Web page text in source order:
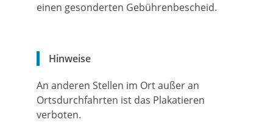
einen gesonderten Gebührenbescheid.
Hinweise
An anderen Stellen im Ort außer an
Ortsdurchfahrten ist das Plakatieren
verboten.